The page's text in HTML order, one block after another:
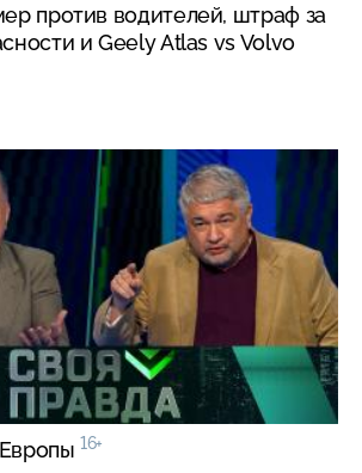
против водителей, штраф за
и Geely Atlas vs Volvo
16+